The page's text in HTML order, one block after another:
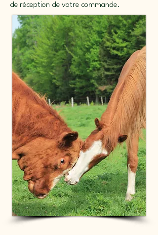
de réception de votre commande.